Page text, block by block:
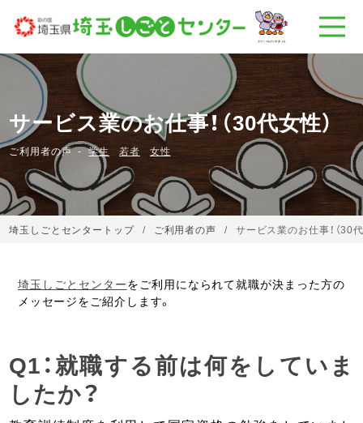
サービス業のお仕事！（30代女性）
ご利用者の声 学生 若者 女性
埼玉しごとセンタートップ ご利用者の声 サービス業のお仕事！（30
埼玉しごとセンターをご利用になられて就職が決まった方の
メッセージをご紹介します。
Q1：就職する前は何をしていま
したか？